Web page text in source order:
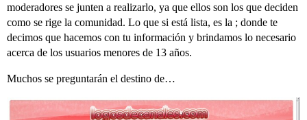
moderadores se junten a realizarlo, ya que ellos son los que deciden
como se rige la comunidad. Lo que si está lista, es la ; donde te
decimos que hacemos con tu información y brindamos lo necesario
acerca de los usuarios menores de 13 años.
Muchos se preguntarán el destino de…